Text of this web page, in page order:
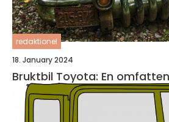
redaktionel
18. January 2024
Bruktbil Toyota: En